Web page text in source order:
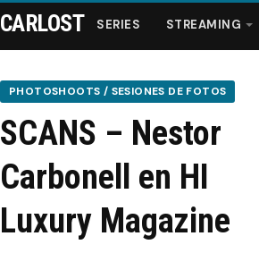
Series
Streaming
Recomendaciones
CARLOST SERIES STREAMING
PHOTOSHOOTS / SESIONES DE FOTOS
SCANS – Nestor
Carbonell en HI
Luxury Magazine